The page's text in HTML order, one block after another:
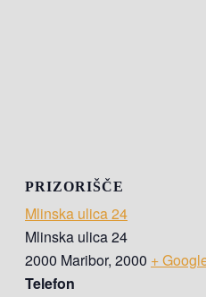
PRIZORIŠČE
Mlinska ulica 24
Mlinska ulica 24
2000 Maribor, 2000 +
Telefon